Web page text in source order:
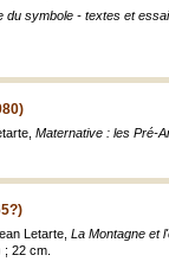
du symbole - textes et
Maternative : les Pré-
Letarte, La Montagne et
22 cm.